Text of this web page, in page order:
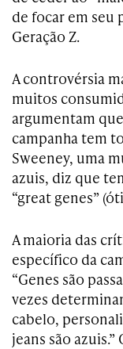
de focar em seu
Geração Z.
A controvérsia
muitos
argumentam
campanha tem
Sweeney, uma
azuis, diz que
“great genes”
A maioria das
específico da
“Genes são
vezes
cabelo,
jeans são